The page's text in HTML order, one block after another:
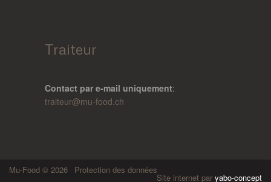
Traiteur
Contact par e-mail uniquement:
traiteur@mu-food.ch
Mu-Food © 2026 Protection des données
Site internet par yabo-concept